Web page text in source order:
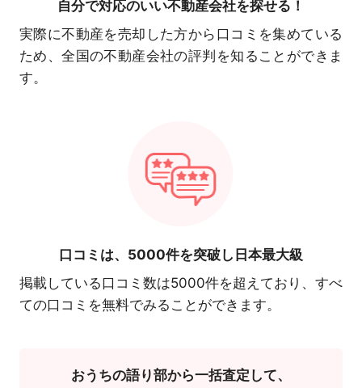
自分で対応のいい不動産会社を探せる！
実際に不動産を売却した方から口コミを集めている
ため、全国の不動産会社の評判を知ることができま
す。
口コミは、 5000件を突破し日本最大級
掲載している口コミ数は5000件を超えており、すべ
ての口コミを無料でみることができます。
おうちの語り部から一括査定して、